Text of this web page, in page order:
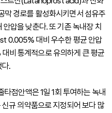
막 경로를 활성화시키면서 섬유주
압을 낮춘다. 또 기존 녹내장 치
0.005% 대비 우수한 평균 안압
비 통계적으로 유의하게 큰 평균
.
점안액은 1일 1회 투여하는 녹내
규 의약품으로 지정되어 보다 많